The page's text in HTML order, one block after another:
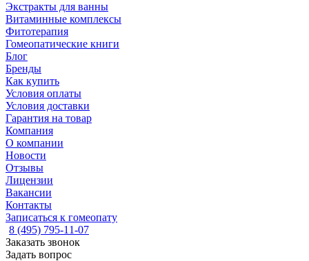
Экстракты для ванны
Витаминные комплексы
Фитотерапия
Гомеопатические книги
Блог
Бренды
Как купить
Условия оплаты
Условия доставки
Гарантия на товар
Компания
О компании
Новости
Отзывы
Лицензии
Вакансии
Контакты
Записаться к гомеопату
8 (495) 795-11-07
Заказать звонок
Задать вопрос